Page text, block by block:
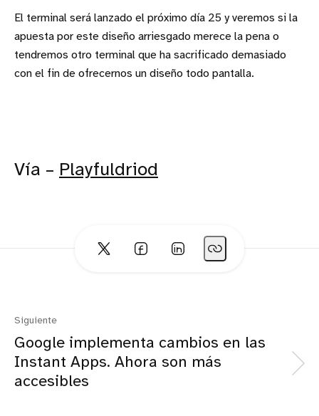
El terminal será lanzado el próximo día 25 y veremos si la
apuesta por este diseño arriesgado merece la pena o
tendremos otro terminal que ha sacrificado demasiado
con el fin de ofrecernos un diseño todo pantalla.
Vía – Playfuldriod
Siguiente
Google implementa cambios en las
Instant Apps. Ahora son más
accesibles